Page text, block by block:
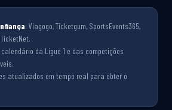
: Viagogo, Ticketgum, SportsEvents365,
da Ligue 1 e das competições
atualizados em tempo real para obter o